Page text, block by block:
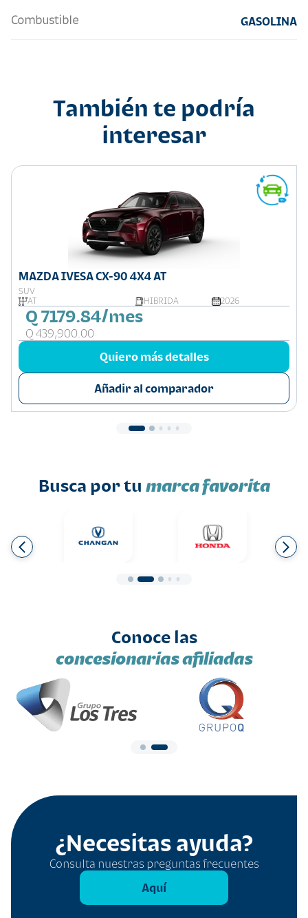
Combustible GASOLINA
También te podría
interesar
MAZDA IVESA CX-90 4X4 AT
SUV
AT
HIBRIDA 2026
Q 7179.84/mes
Q 439,900.00
Quiero más detalles
Añadir al comparador
Busca por tu marca favorita
Conoce las
concesionarias afiliadas
¿Necesitas ayuda?
Consulta nuestras preguntas frecuentes
Aquí